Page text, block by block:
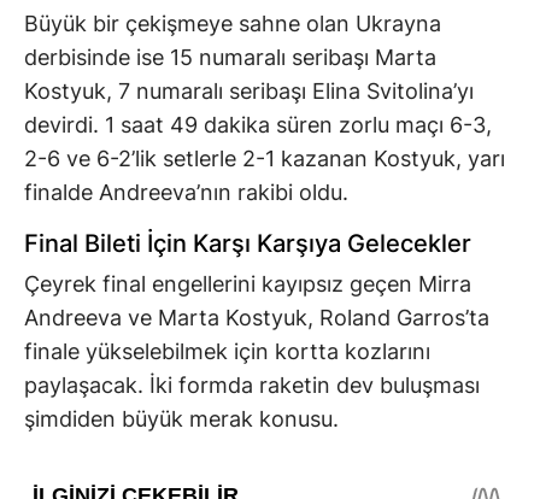
Büyük bir çekişmeye sahne olan Ukrayna
derbisinde ise 15 numaralı seribaşı Marta
Kostyuk, 7 numaralı seribaşı Elina Svitolina’yı
devirdi. 1 saat 49 dakika süren zorlu maçı 6-3,
2-6 ve 6-2’lik setlerle 2-1 kazanan Kostyuk, yarı
finalde Andreeva’nın rakibi oldu.
Final Bileti İçin Karşı Karşıya Gelecekler
Çeyrek final engellerini kayıpsız geçen Mirra
Andreeva ve Marta Kostyuk, Roland Garros’ta
finale yükselebilmek için kortta kozlarını
paylaşacak. İki formda raketin dev buluşması
şimdiden büyük merak konusu.